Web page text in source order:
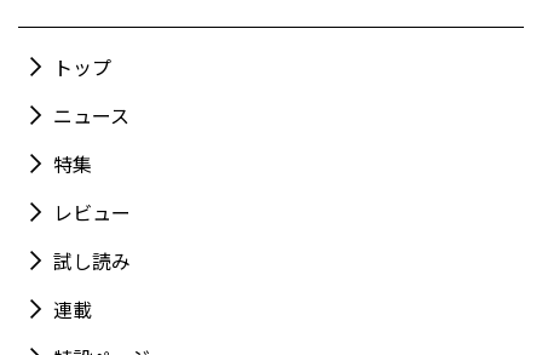
トップ
ニュース
特集
レビュー
試し読み
連載